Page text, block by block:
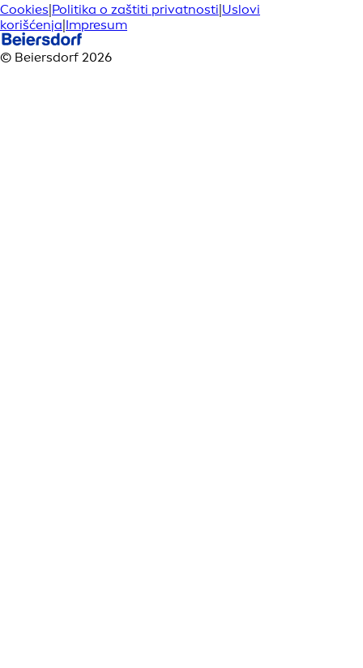
Cookies|Politika o zaštiti privatnosti|Uslovi
korišćenja|Impresum
© Beiersdorf 2026